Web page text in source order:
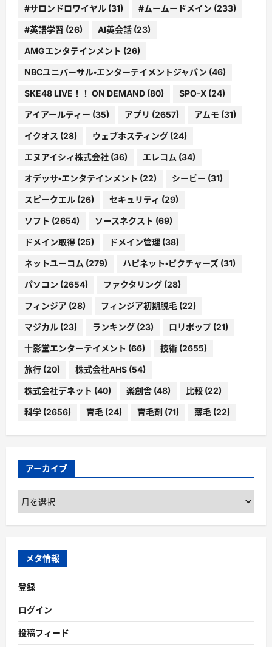
#サロンドロワイヤル (31) #ムームードメイン (233)
#英語学習 (26) AI英会話 (23)
AMGエンタテインメント (26)
NBCユニバーサル・エンターテイメントジャパン (46)
SKE48 LIVE！！ ON DEMAND (80) SPO-X (24)
アイアールティー (35) アプリ (2657) アムモ (31)
イクオス (28) ウェブホスティング (24)
エヌアイシィ株式会社 (36) エレコム (34)
オデッサ・エンタテインメント (22) シービー (31)
スピークエル (26) セキュリティ (29)
ソフト (2654) ソースネクスト (69)
ドメイン取得 (25) ドメイン管理 (38)
ネットユーコム (279) ハピネット・ピクチャーズ (31)
パソコン (2654) ファクタリング (28)
フィンジア (28) フィンジア初期脱毛 (22)
マジカル (23) ランキング (23) ロリポップ (21)
十影堂エンターテイメント (66) 技術 (2655)
旅行 (20) 株式会社AHS (54)
株式会社デネット (40) 楽創舎 (48) 比較 (22)
科学 (2656) 育毛 (24) 育毛剤 (71) 薄毛 (22)
アーカイブ
ア
ー
カ
ブ
メタ情報
登録
ログイン
投稿フィード